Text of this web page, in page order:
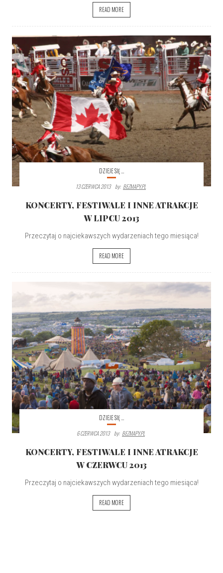
READ MORE
DZIEJE SIĘ ...
13 CZERWCA 2013 By: BEZMAPY.PL
KONCERTY, FESTIWALE I INNE ATRAKCJE
W LIPCU 2013
Przeczytaj o najciekawszych wydarzeniach tego miesiąca!
READ MORE
DZIEJE SIĘ ...
6 CZERWCA 2013
By: BEZMAPY.PL
KONCERTY, FESTIWALE I INNE ATRAKCJE
W CZERWCU 2013
Przeczytaj o najciekawszych wydarzeniach tego miesiąca!
READ MORE